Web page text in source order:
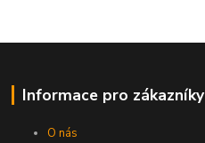
Informace pro zákazníky
O nás